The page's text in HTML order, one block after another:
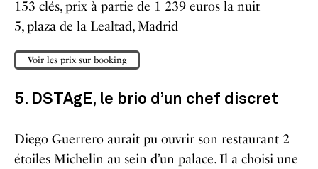
153 clés, prix à partie de 1 239 euros la nuit
5, plaza de la Lealtad, Madrid
Voir les prix sur booking
5. DSTAgE, le brio d’un chef discret
Diego Guerrero aurait pu ouvrir son restaurant 2
étoiles Michelin au sein d’un palace. Il a choisi une